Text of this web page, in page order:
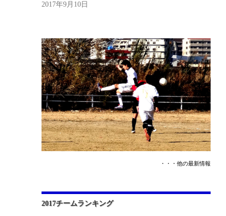
2017年9月10日
・・・他の最新情報
2017チームランキング